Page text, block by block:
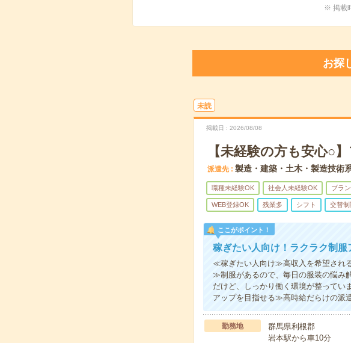
※ 掲載
お探
未読
掲載日 2026/08/08
【未経験の方も安心○
派遣先 製造・建築・土木・製造技術
職種未経験OK 社会人未経験OK ブラ
WEB登録OK 残業多 シフト 交替制
ここがポイント！
稼ぎたい人向け！ラクラク制服
≪稼ぎたい人向け≫高収入を希望され
≫制服があるので、毎日の服装の悩み
だけど、しっかり働く環境が整って
アップを目指せる≫高時給だらけの派
勤務地
群馬県利根郡
岩本駅から車10分